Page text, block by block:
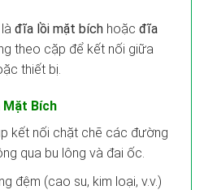
đĩa lồi mặt bích hoặc đĩa
theo cặp để kết nối giữa
thiết bị.
Mặt Bích
kết nối chặt chẽ các đường
qua bu lông và đai ốc.
đệm (cao su, kim loại, v.v.)